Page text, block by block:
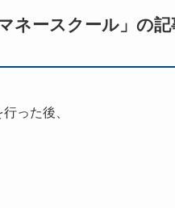
ネースクール」の
った後、